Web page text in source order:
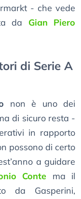
- che vede
da Gian Piero
di Serie A
non è uno dei
di sicuro resta -
in rapporto
possono di certo
a guidare
Conte ma il
da Gasperini,